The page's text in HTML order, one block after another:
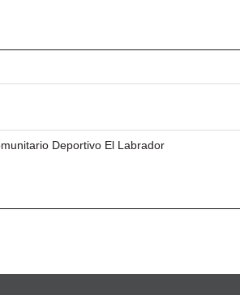
Deportivo El Labrador